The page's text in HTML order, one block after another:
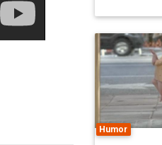
Humor